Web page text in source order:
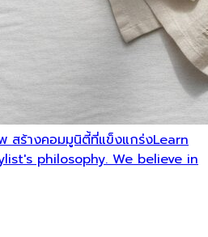
สร้างคอมมูนิตี้ที่แข็งแกร่งLearn
philosophy. We believe in